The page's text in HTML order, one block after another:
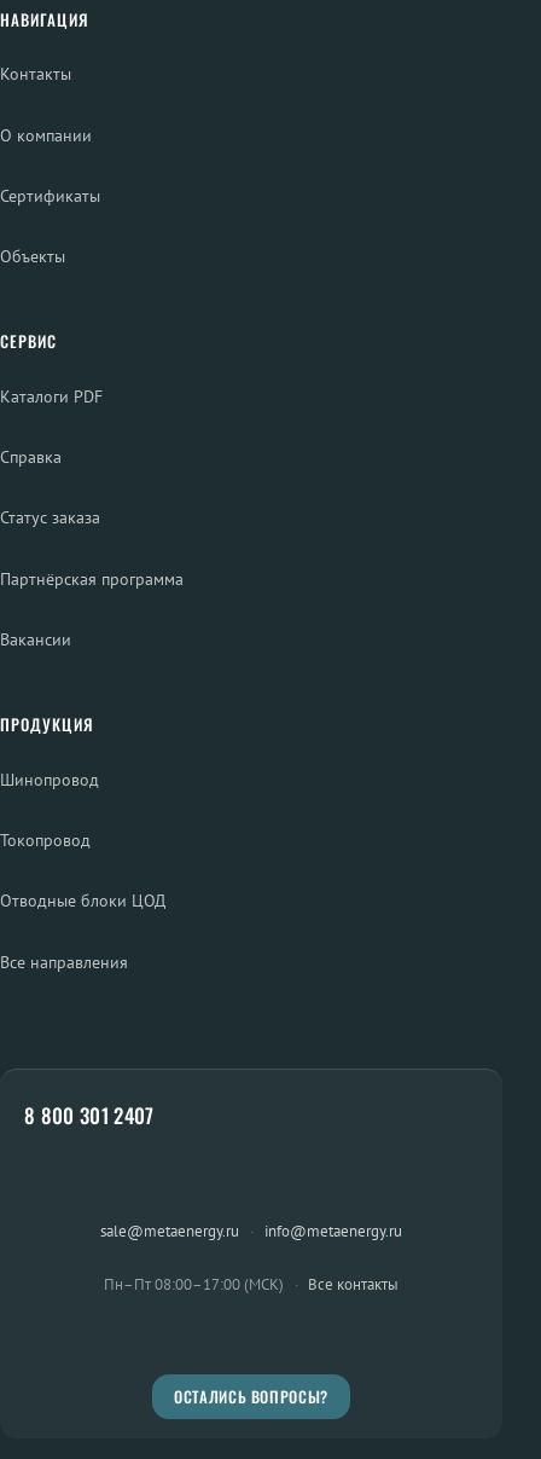
НАВИГАЦИЯ
Контакты
О компании
Сертификаты
Объекты
СЕРВИС
Каталоги PDF
Справка
Статус заказа
Партнёрская программа
Вакансии
ПРОДУКЦИЯ
Шинопровод
Токопровод
Отводные блоки ЦОД
Все направления
8 800 301 2407
sale@metaenergy.ru · info@metaenergy.ru
Пн–Пт 08:00–17:00 (МСК) · Все контакты
ОСТАЛИСЬ ВОПРОСЫ?